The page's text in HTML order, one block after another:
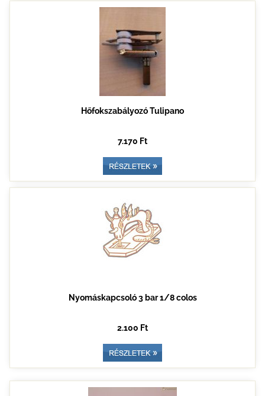
Hőfokszabályozó Tulipano
7.170 Ft
Nyomáskapcsoló 3 bar 1/8 colos
2.100 Ft